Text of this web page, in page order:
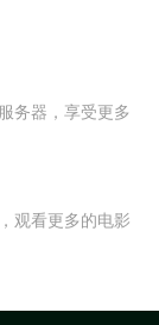
务器，享受更多
观看更多的电影